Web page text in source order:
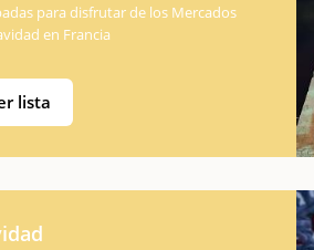
para disfrutar de los Mercados
en Francia
lista